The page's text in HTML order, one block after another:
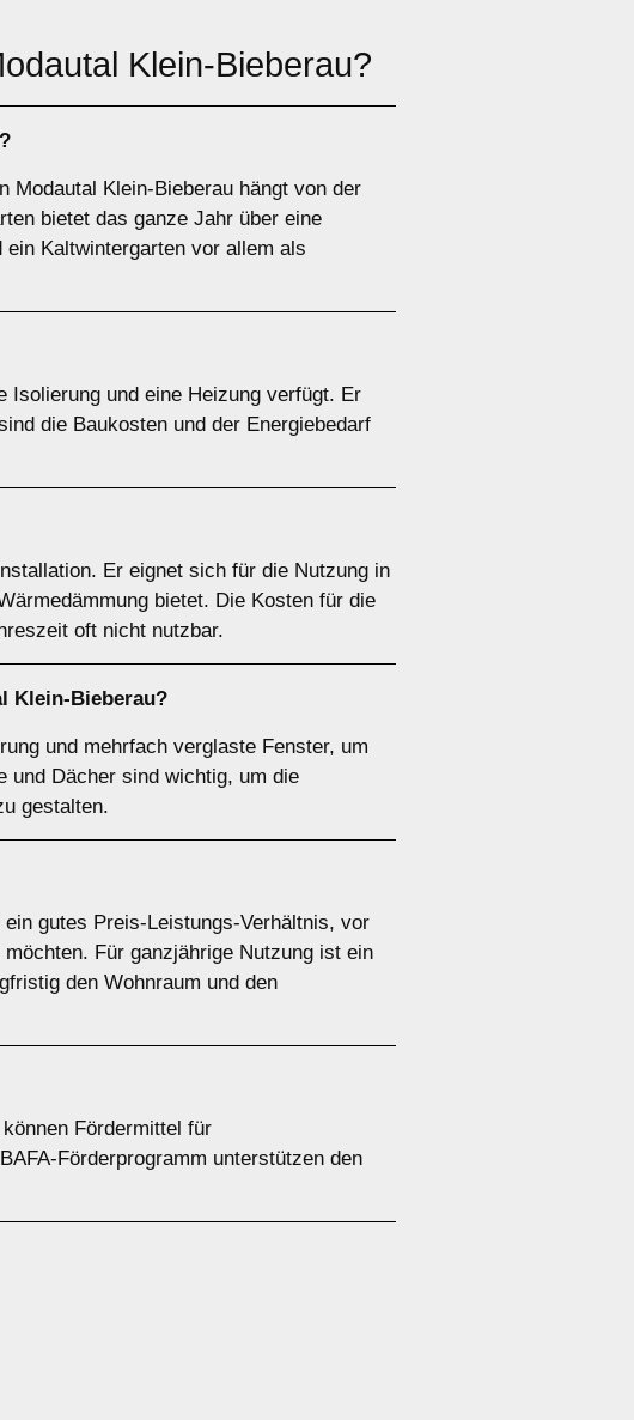
Klein-Bieberau?
Modautal Klein-Bieberau hängt von der
bietet das ganze Jahr über eine
Kaltwintergarten vor allem als
Isolierung und eine Heizung verfügt. Er
die Baukosten und der Energiebedarf
Er eignet sich für die Nutzung in
bietet. Die Kosten für die
oft nicht nutzbar.
Klein-Bieberau?
und mehrfach verglaste Fenster, um
und Dächer sind wichtig, um die
gestalten.
gutes Preis-Leistungs-Verhältnis, vor
Für ganzjährige Nutzung ist ein
den Wohnraum und den
Fördermittel für
Förderprogramm unterstützen den